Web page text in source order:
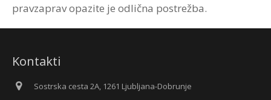
pravzaprav opazite je odlična postrežba.
Kontakti
Sostrska cesta 2A, 1261 Ljubljana-Dobrunje